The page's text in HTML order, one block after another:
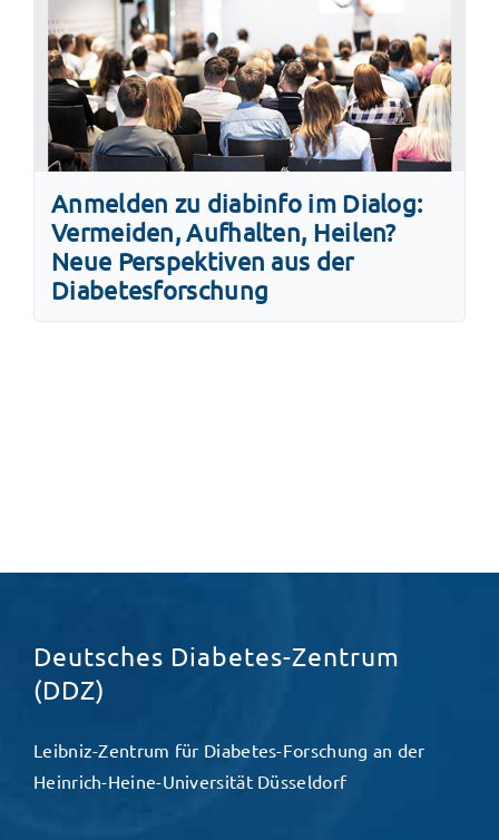
Anmelden zu diabinfo im Dialog:
Vermeiden, Aufhalten, Heilen?
Neue Perspektiven aus der
Diabetesforschung
Deutsches Diabetes-Zentrum
(DDZ)
Leibniz-Zentrum für Diabetes-Forschung an der
Heinrich-Heine-Universität Düsseldorf